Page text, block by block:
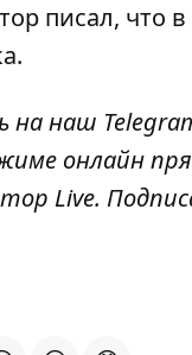
писал, что
на наш
онлайн
Live.